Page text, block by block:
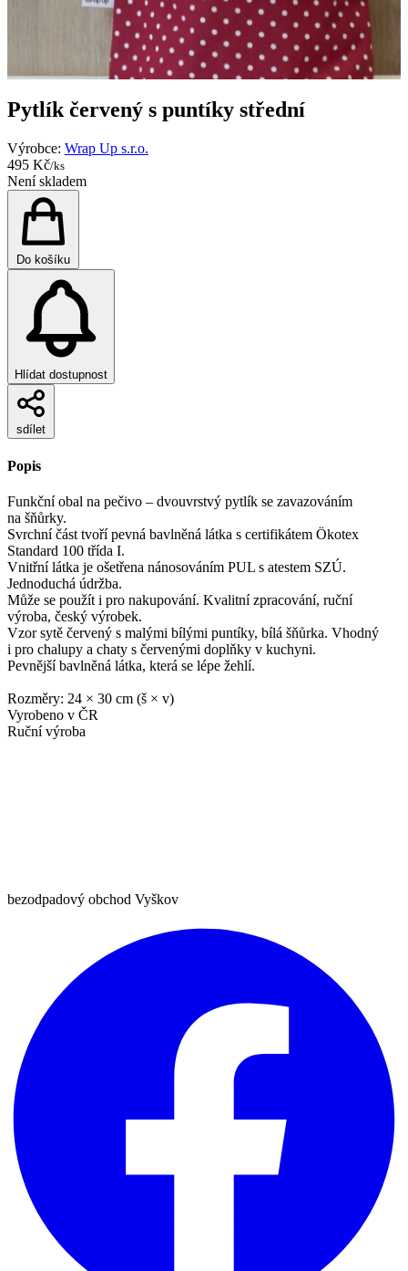
Pytlík červený s puntíky střední
Výrobce: Wrap Up s.r.o.
495 Kč/ks
Není skladem
Do košíku
Hlídat dostupnost
sdílet
Popis
Funkční obal na pečivo – dvouvrstvý pytlík se zavazováním
na šňůrky.
Svrchní část tvoří pevná bavlněná látka s certifikátem Ökotex
Standard 100 třída I.
Vnitřní látka je ošetřena nánosováním PUL s atestem SZÚ.
Jednoduchá údržba.
Může se použít i pro nakupování. Kvalitní zpracování, ruční
výroba, český výrobek.
Vzor sytě červený s malými bílými puntíky, bílá šňůrka. Vhodný
i pro chalupy a chaty s červenými doplňky v kuchyni.
Pevnější bavlněná látka, která se lépe žehlí.
Rozměry: 24 × 30 cm (š × v)
Vyrobeno v ČR
Ruční výroba
bezodpadový obchod Vyškov